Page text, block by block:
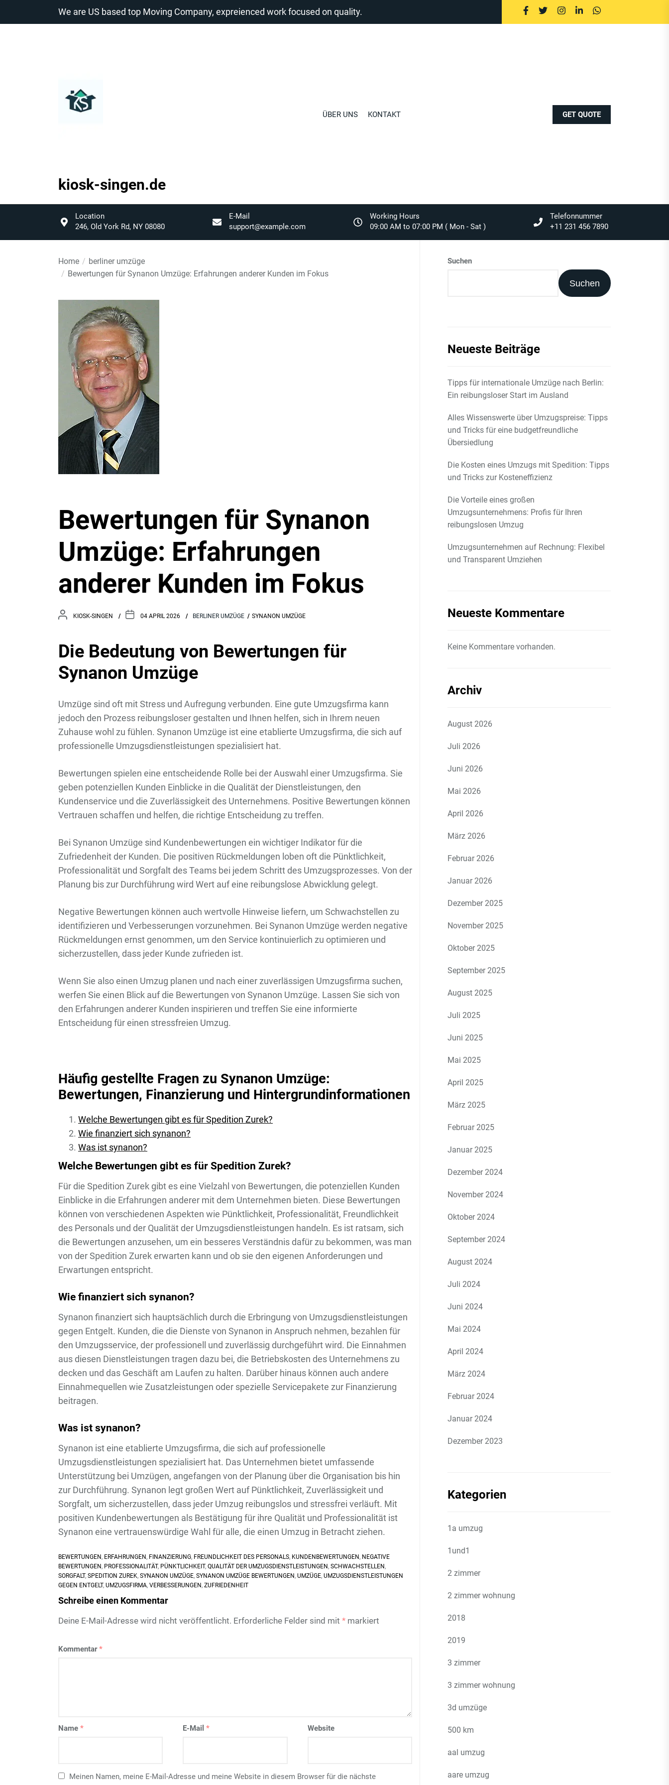
We are US based top Moving Company, expreienced work focused on quality.
kiosk-
kiosk-singen.de
ÜBER UNS KONTAKT GET QUOTE
Location
246, Old York Rd, NY 08080
E-Mail
support@example.com
Working Hours
09:00 AM to 07:00 PM ( Mon - Sat )
Telefonnummer
+11 231 456 7890
Home
berliner umzüge
Bewertungen für Synanon Umzüge: Erfahrungen anderer Kunden im Fokus
Bewertungen für Synanon
Umzüge: Erfahrungen
anderer Kunden im Fokus
KIOSK-SINGEN 04 APRIL 2026 BERLINER UMZÜGE SYNANON UMZÜGE
Die Bedeutung von Bewertungen für
Synanon Umzüge
Umzüge sind oft mit Stress und Aufregung verbunden. Eine gute Umzugsfirma kann
jedoch den Prozess reibungsloser gestalten und Ihnen helfen, sich in Ihrem neuen
Zuhause wohl zu fühlen. Synanon Umzüge ist eine etablierte Umzugsfirma, die sich auf
professionelle Umzugsdienstleistungen spezialisiert hat.
Bewertungen spielen eine entscheidende Rolle bei der Auswahl einer Umzugsfirma. Sie
geben potenziellen Kunden Einblicke in die Qualität der Dienstleistungen, den
Kundenservice und die Zuverlässigkeit des Unternehmens. Positive Bewertungen können
Vertrauen schaffen und helfen, die richtige Entscheidung zu treffen.
Bei Synanon Umzüge sind Kundenbewertungen ein wichtiger Indikator für die
Zufriedenheit der Kunden. Die positiven Rückmeldungen loben oft die Pünktlichkeit,
Professionalität und Sorgfalt des Teams bei jedem Schritt des Umzugsprozesses. Von der
Planung bis zur Durchführung wird Wert auf eine reibungslose Abwicklung gelegt.
Negative Bewertungen können auch wertvolle Hinweise liefern, um Schwachstellen zu
identifizieren und Verbesserungen vorzunehmen. Bei Synanon Umzüge werden negative
Rückmeldungen ernst genommen, um den Service kontinuierlich zu optimieren und
sicherzustellen, dass jeder Kunde zufrieden ist.
Wenn Sie also einen Umzug planen und nach einer zuverlässigen Umzugsfirma suchen,
werfen Sie einen Blick auf die Bewertungen von Synanon Umzüge. Lassen Sie sich von
den Erfahrungen anderer Kunden inspirieren und treffen Sie eine informierte
Entscheidung für einen stressfreien Umzug.
Häufig gestellte Fragen zu Synanon Umzüge:
Bewertungen, Finanzierung und Hintergrundinformationen
Welche Bewertungen gibt es für Spedition Zurek?
Wie finanziert sich synanon?
Was ist synanon?
Welche Bewertungen gibt es für Spedition Zurek?
Für die Spedition Zurek gibt es eine Vielzahl von Bewertungen, die potenziellen Kunden
Einblicke in die Erfahrungen anderer mit dem Unternehmen bieten. Diese Bewertungen
können von verschiedenen Aspekten wie Pünktlichkeit, Professionalität, Freundlichkeit
des Personals und der Qualität der Umzugsdienstleistungen handeln. Es ist ratsam, sich
die Bewertungen anzusehen, um ein besseres Verständnis dafür zu bekommen, was man
von der Spedition Zurek erwarten kann und ob sie den eigenen Anforderungen und
Erwartungen entspricht.
Wie finanziert sich synanon?
Synanon finanziert sich hauptsächlich durch die Erbringung von Umzugsdienstleistungen
gegen Entgelt. Kunden, die die Dienste von Synanon in Anspruch nehmen, bezahlen für
den Umzugsservice, der professionell und zuverlässig durchgeführt wird. Die Einnahmen
aus diesen Dienstleistungen tragen dazu bei, die Betriebskosten des Unternehmens zu
decken und das Geschäft am Laufen zu halten. Darüber hinaus können auch andere
Einnahmequellen wie Zusatzleistungen oder spezielle Servicepakete zur Finanzierung
beitragen.
Was ist synanon?
Synanon ist eine etablierte Umzugsfirma, die sich auf professionelle
Umzugsdienstleistungen spezialisiert hat. Das Unternehmen bietet umfassende
Unterstützung bei Umzügen, angefangen von der Planung über die Organisation bis hin
zur Durchführung. Synanon legt großen Wert auf Pünktlichkeit, Zuverlässigkeit und
Sorgfalt, um sicherzustellen, dass jeder Umzug reibungslos und stressfrei verläuft. Mit
positiven Kundenbewertungen als Bestätigung für ihre Qualität und Professionalität ist
Synanon eine vertrauenswürdige Wahl für alle, die einen Umzug in Betracht ziehen.
BEWERTUNGEN, ERFAHRUNGEN, FINANZIERUNG, FREUNDLICHKEIT DES PERSONALS, KUNDENBEWERTUNGEN, NEGATIVE
BEWERTUNGEN, PROFESSIONALITÄT, PÜNKTLICHKEIT, QUALITÄT DER UMZUGSDIENSTLEISTUNGEN, SCHWACHSTELLEN,
SORGFALT, SPEDITION ZUREK, SYNANON UMZÜGE, SYNANON UMZÜGE BEWERTUNGEN, UMZÜGE, UMZUGSDIENSTLEISTUNGEN
GEGEN ENTGELT, UMZUGSFIRMA, VERBESSERUNGEN, ZUFRIEDENHEIT
Schreibe einen Kommentar
Deine E-Mail-Adresse wird nicht veröffentlicht. Erforderliche Felder sind mit * markiert
Kommentar*
Name * E-Mail* Website
Meinen Namen, meine E-Mail-Adresse und meine Website in diesem Browser für die nächste
Suchen
Suchen
Neueste Beiträge
Tipps für internationale Umzüge nach Berlin:
Ein reibungsloser Start im Ausland
Alles Wissenswerte über Umzugspreise: Tipps
und Tricks für eine budgetfreundliche
Übersiedlung
Die Kosten eines Umzugs mit Spedition: Tipps
und Tricks zur Kosteneffizienz
Die Vorteile eines großen
Umzugsunternehmens: Profis für Ihren
reibungslosen Umzug
Umzugsunternehmen auf Rechnung: Flexibel
und Transparent Umziehen
Neueste Kommentare
Keine Kommentare vorhanden.
Archiv
August 2026
Juli 2026
Juni 2026
Mai 2026
April 2026
März 2026
Februar 2026
Januar 2026
Dezember 2025
November 2025
Oktober 2025
September 2025
August 2025
Juli 2025
Juni 2025
Mai 2025
April 2025
März 2025
Februar 2025
Januar 2025
Dezember 2024
November 2024
Oktober 2024
September 2024
August 2024
Juli 2024
Juni 2024
Mai 2024
April 2024
März 2024
Februar 2024
Januar 2024
Dezember 2023
Kategorien
1a umzug
1und1
2 zimmer
2 zimmer wohnung
2018
2019
3 zimmer
3 zimmer wohnung
3d umzüge
500 km
aal umzug
aare umzug